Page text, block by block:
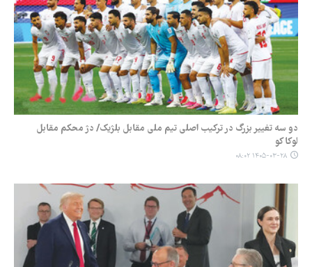
دو سه تغییر بزرگ در ترکیب اصلی تیم ملی مقابل بلژیک/ دژ محکم مقابل
لوکاکو
۱۴۰۵-۰۳-۲۸ ۰۸:۰۲